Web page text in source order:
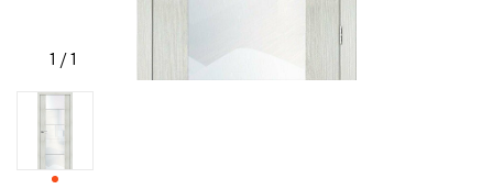
СТАТЬИ
С
НАМИ
1 /1